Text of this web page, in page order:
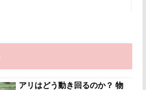
アリはどう動き回るのか？ 物